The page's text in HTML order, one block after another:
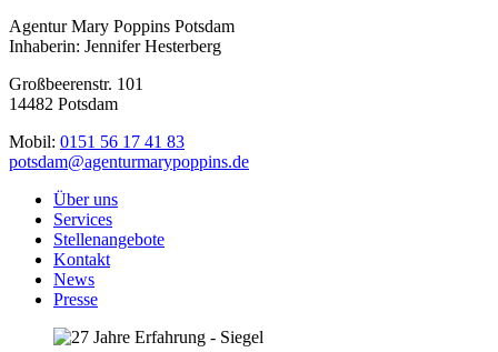
Agentur Mary Poppins Potsdam
Inhaberin: Jennifer Hesterberg
Großbeerenstr. 101
14482 Potsdam
Mobil: 0151 56 17 41 83
potsdam@agenturmarypoppins.de
Über uns
Services
Stellenangebote
Kontakt
News
Presse